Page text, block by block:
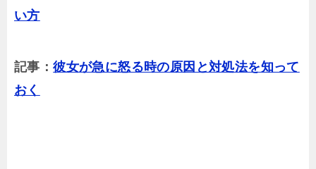
い方
記事：彼女が急に怒る時の原因と対処法を知って
おく